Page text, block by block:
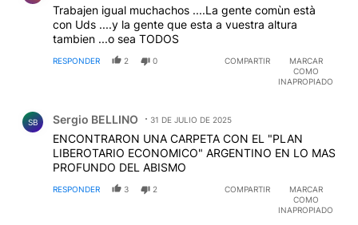
Trabajen igual muchachos ....La gente comùn està
con Uds ....y la gente que esta a vuestra altura
tambien ...o sea TODOS
RESPONDER 2 0 COMPARTIR
MARCAR
COMO
INAPROPIADO
SB Sergio BELLINO 31 DE JULIO DE 2025
ENCONTRARON UNA CARPETA CON EL "PLAN
LIBEROTARIO ECONOMICO" ARGENTINO EN LO MAS
PROFUNDO DEL ABISMO
RESPONDER 3 2 COMPARTIR
MARCAR
COMO
INAPROPIADO